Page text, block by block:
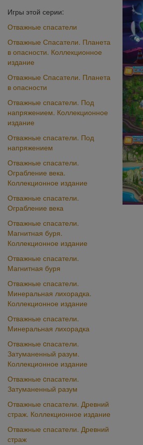
Игры этой серии:
Отважные спасатели
Отважные Спасатели. Планета
в опасности. Коллекционное
издание
Отважные Спасатели. Планета
в опасности
Отважные спасатели. Под
напряжением. Коллекционное
издание
Отважные спасатели. Под
напряжением
Отважные спасатели.
Ограбление века.
Коллекционное издание
Отважные спасатели.
Ограбление века
Отважные спасатели.
Магнитная буря.
Коллекционное издание
Отважные спасатели.
Магнитная буря
Отважные спасатели.
Минеральная лихорадка.
Коллекционное издание
Отважные спасатели.
Минеральная лихорадка
Отважные cпасатели.
Затуманенный разум.
Коллекционное издание
Отважные cпасатели.
Затуманенный разум
Отважные спасатели. Древний
страж. Коллекционное издание
Отважные спасатели. Древний
страж